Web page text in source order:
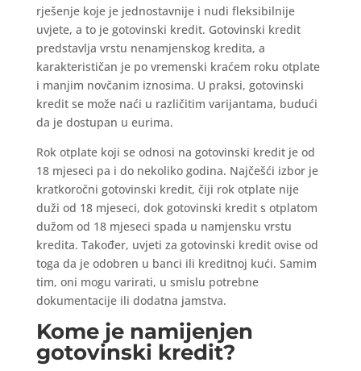
rješenje koje je jednostavnije i nudi fleksibilnije
uvjete, a to je gotovinski kredit. Gotovinski kredit
predstavlja vrstu nenamjenskog kredita, a
karakterističan je po vremenski kraćem roku otplate
i manjim novčanim iznosima. U praksi, gotovinski
kredit se može naći u različitim varijantama, budući
da je dostupan u eurima.
Rok otplate koji se odnosi na gotovinski kredit je od
18 mjeseci pa i do nekoliko godina. Najčešći izbor je
kratkoročni gotovinski kredit, čiji rok otplate nije
duži od 18 mjeseci, dok gotovinski kredit s otplatom
dužom od 18 mjeseci spada u namjensku vrstu
kredita. Također, uvjeti za gotovinski kredit ovise od
toga da je odobren u banci ili kreditnoj kući. Samim
tim, oni mogu varirati, u smislu potrebne
dokumentacije ili dodatna jamstva.
Kome je namijenjen
gotovinski kredit?